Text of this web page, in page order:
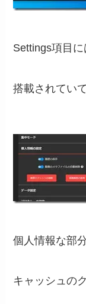
Settings項目
搭載されてい
個人情報な部
キャッシュの